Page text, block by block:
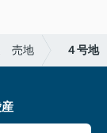
売地 ４号地